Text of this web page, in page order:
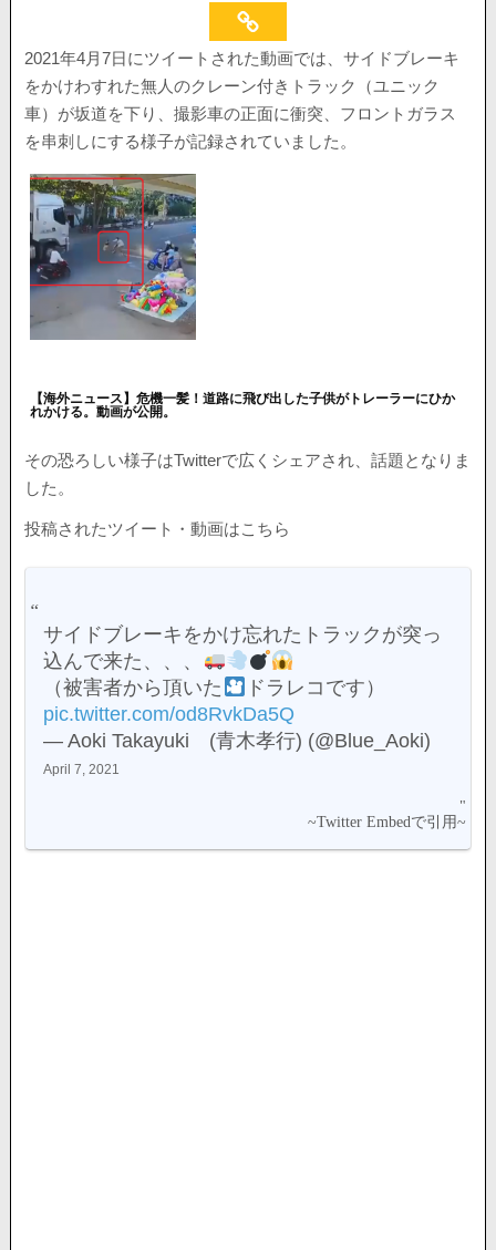
2021年4月7日にツイートされた動画では、サイドブレーキ
をかけわすれた無人のクレーン付きトラック（ユニック
車）が坂道を下り、撮影車の正面に衝突、フロントガラス
を串刺しにする様子が記録されていました。
【海外ニュース】危機一髪！道路に飛び出した子供がトレーラーにひか
れかける。動画が公開。
その恐ろしい様子はTwitterで広くシェアされ、話題となりま
した。
投稿されたツイート・動画はこちら
サイドブレーキをかけ忘れたトラックが突っ
込んで来た、、、
（被害者から頂いた
ドラレコです）
pic.twitter.com/od8RvkDa5Q
— Aoki Takayuki (青木孝行) (@Blue_Aoki)
April 7, 2021